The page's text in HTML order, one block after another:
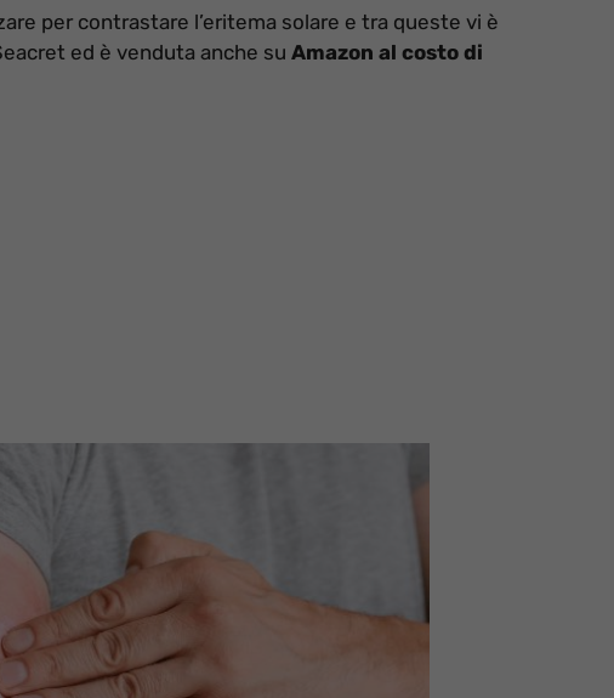
per contrastare l’eritema solare e tra queste vi è
ed è venduta anche su Amazon al costo di